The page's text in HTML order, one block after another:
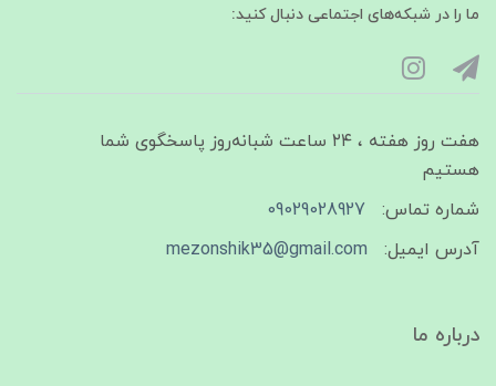
ما را در شبکه‌های اجتماعی دنبال کنید:
هفت روز هفته ، ۲۴ ساعت شبانه‌روز پاسخگوی شما
هستیم
شماره تماس:
09029028927
آدرس ایمیل:
mezonshik35@gmail.com
درباره ما